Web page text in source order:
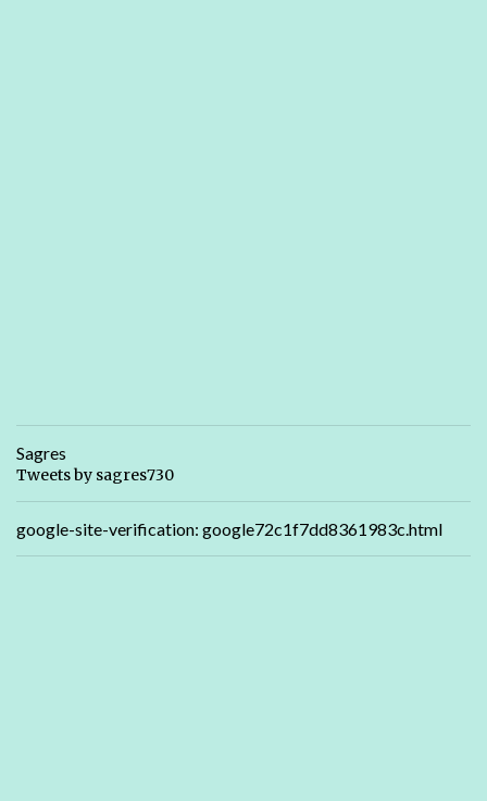
Sagres
Tweets by sagres730
google-site-verification: google72c1f7dd8361983c.html